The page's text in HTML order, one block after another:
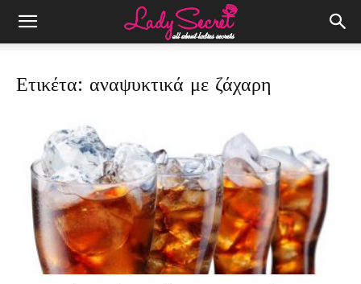
Ετικέτα: αναψυκτικά με ζάχαρη